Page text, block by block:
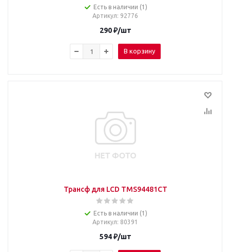
Есть в наличии (1)
Артикул: 92776
290₽/шт
В корзину
Трансф для LCD TMS94481CT
Есть в наличии (1)
Артикул: 80391
594₽/шт